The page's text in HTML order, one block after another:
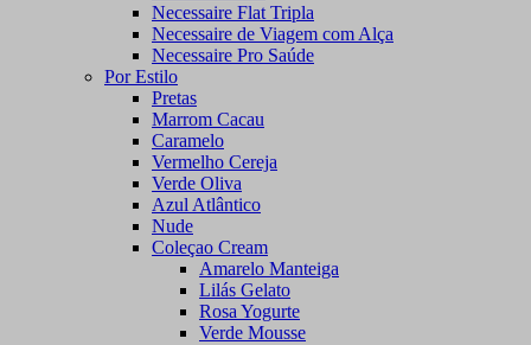
Necessaire Flat Tripla
Necessaire de Viagem com Alça
Necessaire Pro Saúde
Por Estilo
Pretas
Marrom Cacau
Caramelo
Vermelho Cereja
Verde Oliva
Azul Atlântico
Nude
Coleçao Cream
Amarelo Manteiga
Lilás Gelato
Rosa Yogurte
Verde Mousse